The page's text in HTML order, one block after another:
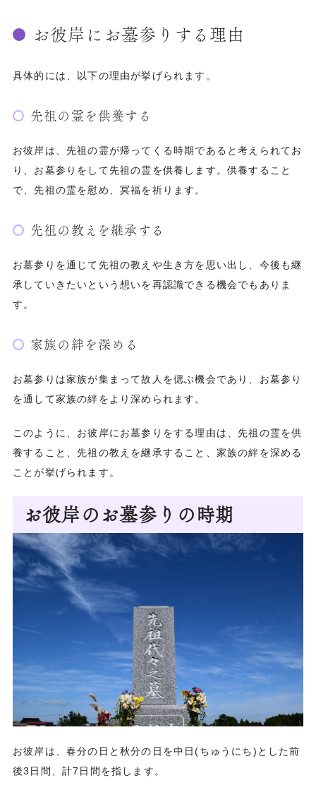
お彼岸にお墓参りする理由
具体的には、以下の理由が挙げられます。
先祖の霊を供養する
お彼岸は、先祖の霊が帰ってくる時期であると考えられてお
り、お墓参りをして先祖の霊を供養します。供養すること
で、先祖の霊を慰め、冥福を祈ります。
先祖の教えを継承する
お墓参りを通じて先祖の教えや生き方を思い出し、今後も継
承していきたいという想いを再認識できる機会でもありま
す。
家族の絆を深める
お墓参りは家族が集まって故人を偲ぶ機会であり、お墓参り
を通して家族の絆をより深められます。
このように、お彼岸にお墓参りをする理由は、先祖の霊を供
養すること、先祖の教えを継承すること、家族の絆を深める
ことが挙げられます。
お彼岸のお墓参りの時期
お彼岸は、春分の日と秋分の日を中日(ちゅうにち)とした前
後3日間、計7日間を指します。